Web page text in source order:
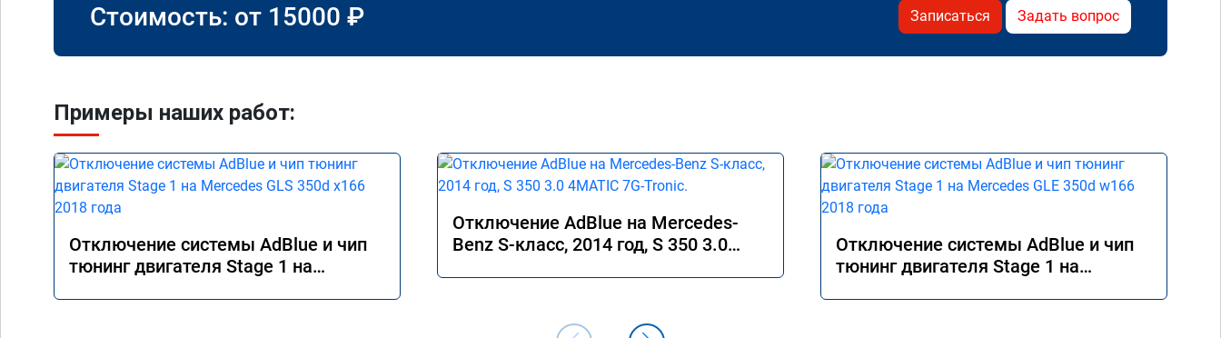
Стоимость: от 15000 ₽ Записаться Задать вопрос
Примеры наших работ:
Отключение системы AdBlue и чип
тюнинг двигателя Stage 1 на
Отключение AdBlue на Mercedes-
Benz S-класс, 2014 год, S 350 3.0
Отключение системы AdBlue и чип
тюнинг двигателя Stage 1 на